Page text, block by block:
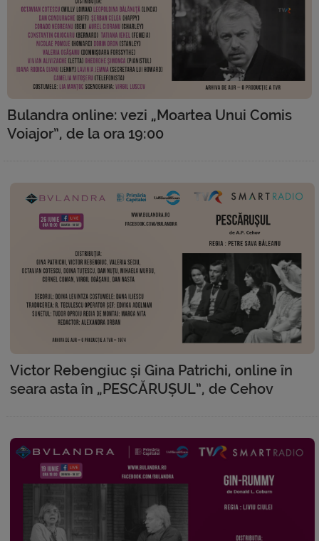
Bulandra online: vezi „Moartea Unui Comis
Voiajor”, de la ora 19:00
Victor Rebengiuc și Gina Patrichi, online în
seara asta în „PESCĂRUȘUL”, de Cehov